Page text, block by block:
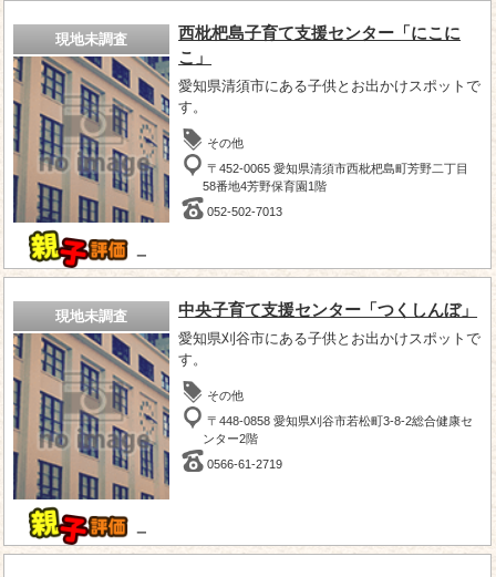
現地未調査
－
西枇杷島子育て支援センター「にこに
こ」
愛知県清須市にある子供とお出かけスポットで
す。
その他
〒452-0065 愛知県清須市西枇杷島町芳野二丁目
58番地4芳野保育園1階
052-502-7013
現地未調査
－
中央子育て支援センター「つくしんぼ」
愛知県刈谷市にある子供とお出かけスポットで
す。
その他
〒448-0858 愛知県刈谷市若松町3-8-2総合健康セ
ンター2階
0566-61-2719